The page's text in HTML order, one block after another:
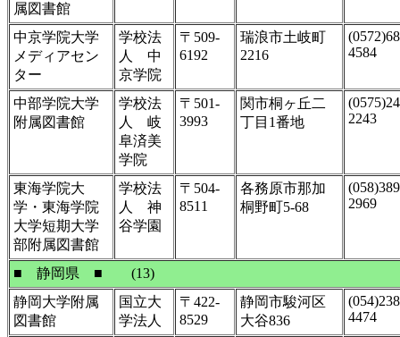
属図書館
中京学院大学
メディアセン
ター
学校法
人 中
京学院
〒509-
6192
瑞浪市土岐町
2216
4584
中部学院大学
附属図書館
学校法
人 岐
阜済美
学院
〒501-
3993
関市桐ヶ丘二
丁目1番地
2243
東海学院大
学・東海学院
大学短期大学
部附属図書館
学校法
人 神
谷学園
〒504-
8511
各務原市那加
桐野町5-68
2969
■ 静岡県 ■ (13)
静岡大学附属
図書館
国立大
学法人
〒422-
8529
静岡市駿河区
大谷836
4474